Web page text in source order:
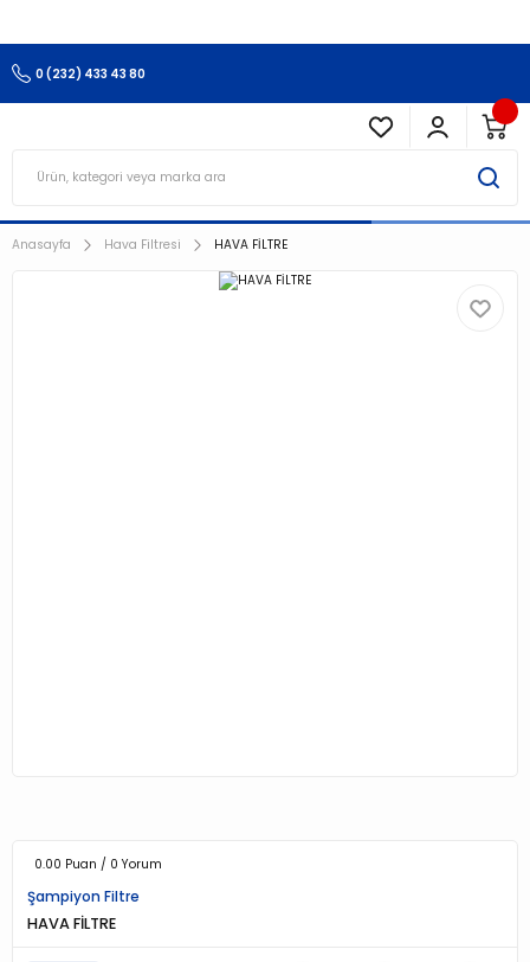
0 (232) 433 43 80
Anasayfa Hava Filtresi HAVA FİLTRE
0.00 Puan / 0 Yorum
Şampiyon Filtre
HAVA FİLTRE